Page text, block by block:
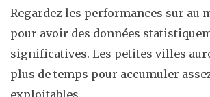
Regardez les performances sur au
pour avoir des données
significatives. Les petites villes
plus de temps pour accumuler
exploitables.